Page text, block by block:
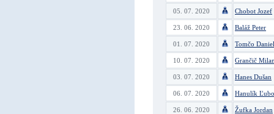
05. 07. 2020 Chobot Jozef
23. 06. 2020 Baláž Peter
01. 07. 2020 Tomčo Daniel
10. 07. 2020 Grančič
03. 07. 2020 Hanes Dušan
06. 07. 2020 Hanulík
26. 06. 2020 Žufka Jordan